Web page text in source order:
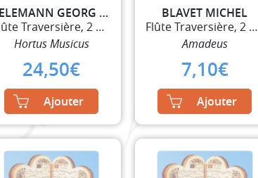
TELEMANN GEORG PHILIPP
Flûte Traversière, 2 Violons et Basse Continue
Hortus Musicus
24,50€
Ajouter
BLAVET MICHEL
Flûte Traversière, 2 Violons et Basse Continue
Amadeus
7,10€
Ajouter